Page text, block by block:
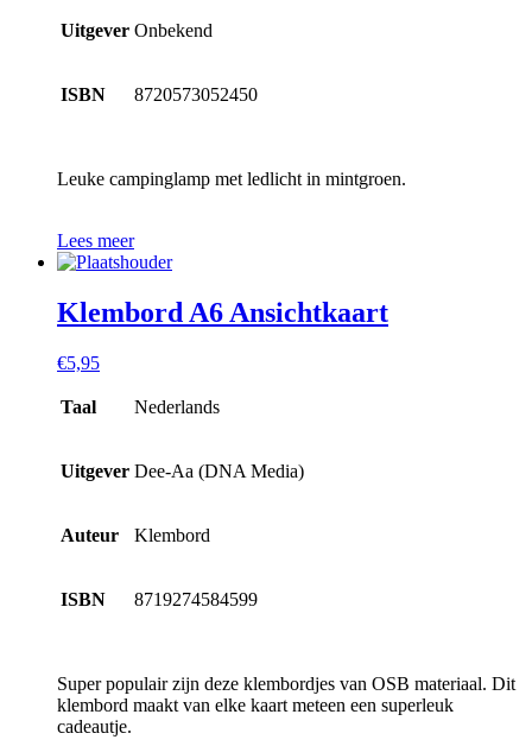
Uitgever Onbekend
ISBN 8720573052450
Leuke campinglamp met ledlicht in mintgroen.
Lees meer
Klembord A6 Ansichtkaart
€5,95
Taal Nederlands
Uitgever Dee-Aa (DNA Media)
Auteur Klembord
ISBN 8719274584599
Super populair zijn deze klembordjes van OSB materiaal. Dit
klembord maakt van elke kaart meteen een superleuk
cadeautje.